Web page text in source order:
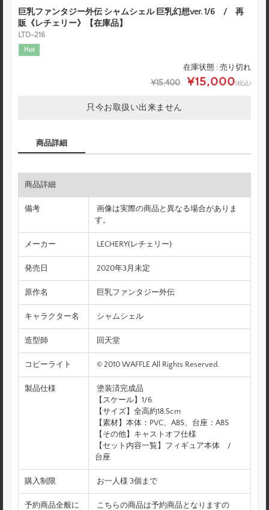
巨乳ファンタジー外伝 シャムシェル 巨乳幻想ver. 1/6 / 再
販《レチェリー》【在庫品】
LTD-216
Hot
在庫状態 : 売り切れ
¥15,400 ¥15,000(税込)
只今お取扱い出来ません
商品詳細
商品詳細
備考
画像は実際の商品と異なる場合がありま
す。
メーカー LECHERY(レチェリー)
発売日 2020年3月未定
原作名 巨乳ファンタジー外伝
キャラクター名 シャムシェル
造型師 回天堂
コピーライト © 2010 WAFFLE All Rights Reserved.
製品仕様
塗装済完成品
【スケール】1/6
【サイズ】全高約18.5cm
【素材】本体：PVC、ABS、台座：ABS
【その他】キャストオフ仕様
【セット内容一覧】フィギュア本体 /
台座
購入制限 お一人様 3個まで
予約商品全般に
こちらの商品は予約商品となりますの